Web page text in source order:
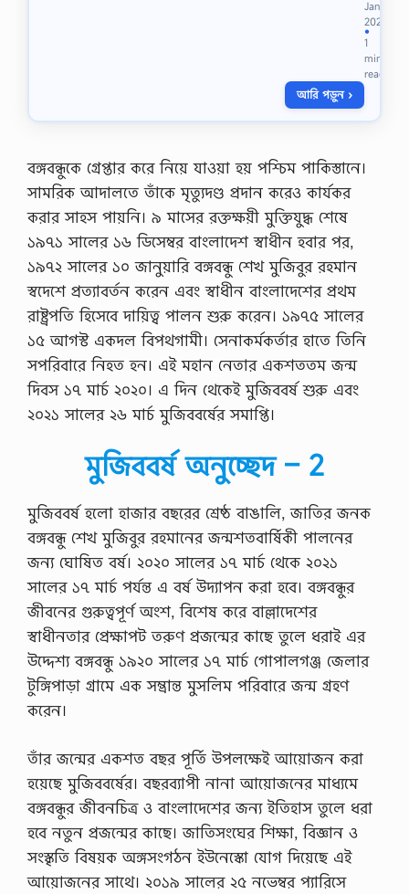
সি
ডি
প্লো
মা
ই
ইং
ই
মে
ডি
ইং
রে
Jan
2021
●
1
min
read
আরি পড়ুন ›
বঙ্গবন্ধুকে গ্রেপ্তার করে নিয়ে যাওয়া হয় পশ্চিম পাকিস্তানে।
সামরিক আদালতে তাঁকে মৃত্যুদণ্ড প্রদান করেও কার্যকর
করার সাহস পায়নি। ৯ মাসের রক্তক্ষয়ী মুক্তিযুদ্ধ শেষে
১৯৭১ সালের ১৬ ডিসেম্বর বাংলাদেশ স্বাধীন হবার পর,
১৯৭২ সালের ১০ জানুয়ারি বঙ্গবন্ধু শেখ মুজিবুর রহমান
স্বদেশে প্রত্যাবর্তন করেন এবং স্বাধীন বাংলাদেশের প্রথম
রাষ্ট্রপতি হিসেবে দায়িত্ব পালন শুরু করেন। ১৯৭৫ সালের
১৫ আগস্ট একদল বিপথগামী। সেনাকর্মকর্তার হাতে তিনি
সপরিবারে নিহত হন। এই মহান নেতার একশততম জন্ম
দিবস ১৭ মার্চ ২০২০। এ দিন থেকেই মুজিববর্ষ শুরু এবং
২০২১ সালের ২৬ মার্চ মুজিববর্ষের সমাপ্তি।
মুজিববর্ষ অনুচ্ছেদ – 2
মুজিববর্ষ হলাে হাজার বছরের শ্রেষ্ঠ বাঙালি, জাতির জনক
বঙ্গবন্ধু শেখ মুজিবুর রহমানের জন্মশতবার্ষিকী পালনের
জন্য ঘােষিত বর্ষ। ২০২০ সালের ১৭ মার্চ থেকে ২০২১
সালের ১৭ মার্চ পর্যন্ত এ বর্ষ উদ্যাপন করা হবে। বঙ্গবন্ধুর
জীবনের গুরুত্বপূর্ণ অংশ, বিশেষ করে বাল্লাদেশের
স্বাধীনতার প্রেক্ষাপট তরুণ প্রজন্মের কাছে তুলে ধরাই এর
উদ্দেশ্য বঙ্গবন্ধু ১৯২০ সালের ১৭ মার্চ গােপালগঞ্জ জেলার
টুঙ্গিপাড়া গ্রামে এক সম্ভ্রান্ত মুসলিম পরিবারে জন্ম গ্রহণ
করেন।
তাঁর জন্মের একশত বছর পূর্তি উপলক্ষেই আয়ােজন করা
হয়েছে মুজিববর্ষের। বছরব্যাপী নানা আয়ােজনের মাধ্যমে
বঙ্গবন্ধুর জীবনচিত্র ও বাংলাদেশের জন্য ইতিহাস তুলে ধরা
হবে নতুন প্রজন্মের কাছে। জাতিসংঘের শিক্ষা, বিজ্ঞান ও
সংস্কৃতি বিষয়ক অঙ্গসংগঠন ইউনেস্কো যােগ দিয়েছে এই
আয়ােজনের সাথে। ২০১৯ সালের ২৫ নভেম্বর প্যারিসে